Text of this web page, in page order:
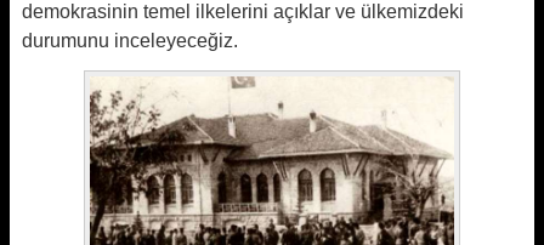
demokrasinin temel ilkelerini açıklar ve ülkemizdeki
durumunu inceleyeceğiz.